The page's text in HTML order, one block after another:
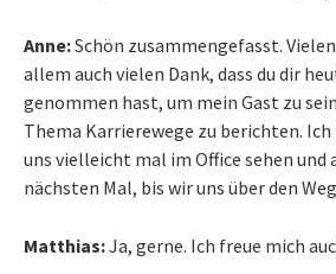
Anne:Schön zusammengefasst.
allem auch vielen Dank, dass du dir
genommen hast, um mein Gast zu
Thema Karrierewege zu berichten.
uns vielleicht mal im Office sehen und
nächsten Mal, bis wir uns über den
Matthias:Ja, gerne. Ich freue mich